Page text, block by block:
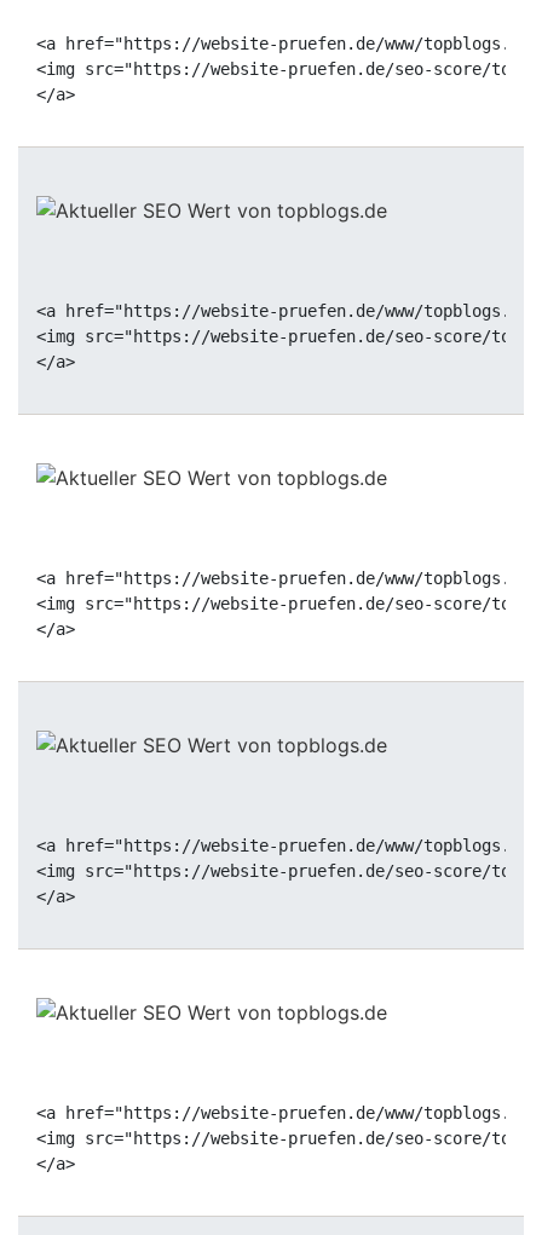
<a href="https://website-pruefen.de/www/
<img src="https://website-pruefen.de/seo-score/
<a href="https://website-pruefen.de/www/
<img src="https://website-pruefen.de/seo-score/
<a href="https://website-pruefen.de/www/
<img src="https://website-pruefen.de/seo-score/
<a href="https://website-pruefen.de/www/
<img src="https://website-pruefen.de/seo-score/
<a href="https://website-pruefen.de/www/
<img src="https://website-pruefen.de/seo-score/